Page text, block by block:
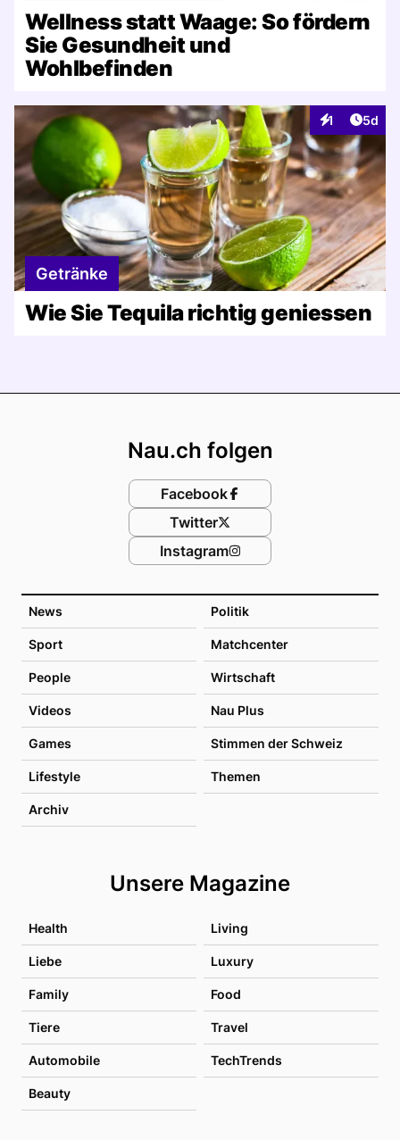
Wellness statt Waage: So fördern
Sie Gesundheit und
Wohlbefinden
1
Interaktionen
5d
Getränke
Wie Sie Tequila richtig geniessen
News Politik
Sport Matchcenter
People Wirtschaft
Videos Nau Plus
Games Stimmen der Schweiz
Lifestyle Themen
Archiv
Unsere Magazine
Health Living
Liebe Luxury
Family Food
Tiere Travel
Automobile TechTrends
Beauty
Nau.ch folgen
Facebook
Twitter
Instagram